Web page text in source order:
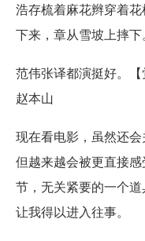
浩存梳着麻花辫穿着
下来，章从雪坡上摔下
范伟张译都演挺好。
赵本山
现在看电影，虽然还
但越来越会被更直接
节，无关紧要的一个
让我得以进入往事。